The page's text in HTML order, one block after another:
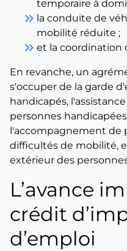
temporaire à
keyboard_double_arrow_right la conduite de
mobilité réduite ;
keyboard_double_arrow_right et la coordination
En revanche, un
s'occuper de la garde
handicapés,
personnes
l'accompagnement de
difficultés de mobilité,
extérieur des
L’avance
crédit
d’emploi